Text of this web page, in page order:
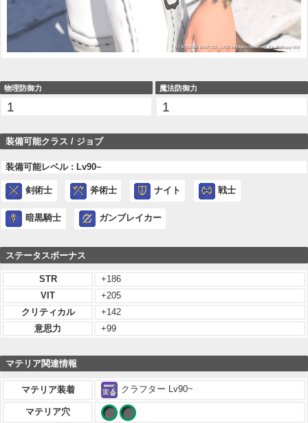
物理防御力
1
魔法防御力
1
装備可能クラス / ジョブ
装備可能レベル : Lv90~
剣術士 斧術士 ナイト 戦士
暗黒騎士 ガンブレイカー
ステータスボーナス
STR
+186
VIT
+205
クリティカル
+142
意思力
+99
マテリア関連情報
マテリア装着 クラフター Lv90~
マテリア穴